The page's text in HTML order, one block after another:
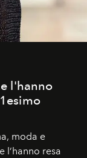
l'hanno
moda e
l’hanno resa